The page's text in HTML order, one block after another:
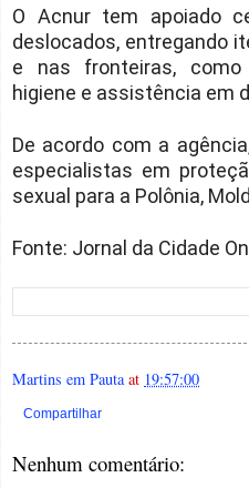
O Acnur tem apoiado
deslocados, entregando
e nas fronteiras,
higiene e assistência em
De acordo com a
especialistas em
sexual para a Polônia,
Fonte: Jornal da Cidade
Martins em Pauta at 19:57:00
Compartilhar
Nenhum comentário: